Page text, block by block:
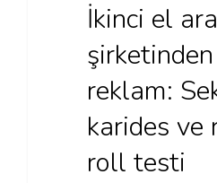
İkinci el
reklam:
karides ve
roll testi